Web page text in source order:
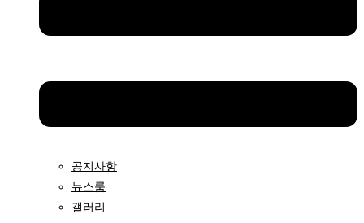
공지사항
뉴스룸
갤러리